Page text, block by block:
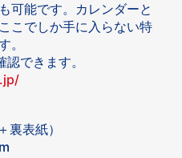
可能です。カレンダーと
こでしか手に入らない特
。
できます。
表紙）